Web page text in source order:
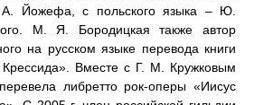
А. Йожефа, с польского языка – Ю.
М. Я. Бородицкая также автор
на русском языке перевода книги
Вместе с Г. М. Кружковым
либретто рок-оперы «Иисус